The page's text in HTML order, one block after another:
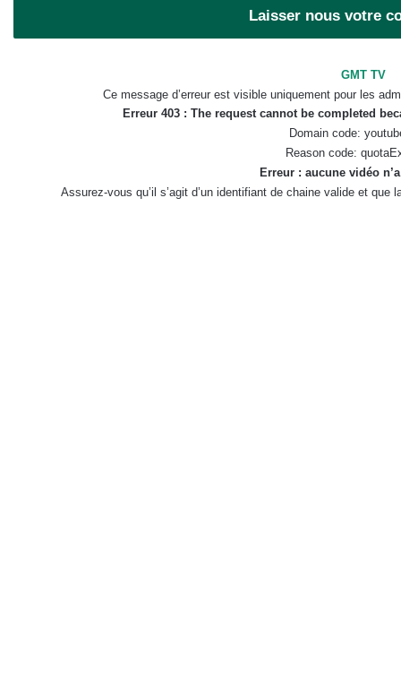
Laisser nous votre
GMT TV
Ce message d’erreur est visible uniquement pour les
Erreur 403 : The request cannot be completed
Domain code:
Reason code:
Erreur : aucune vidéo
Assurez-vous qu’il s’agit d’un identifiant de chaine valide et